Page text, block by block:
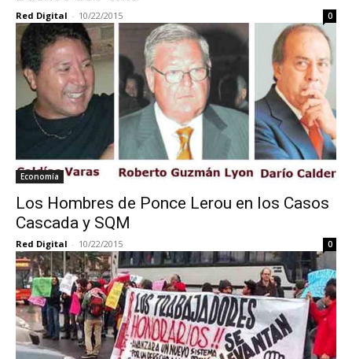
Red Digital - 10/22/2015 0
Economía
Los Hombres de Ponce Lerou en los Casos
Cascada y SQM
Red Digital - 10/22/2015 0